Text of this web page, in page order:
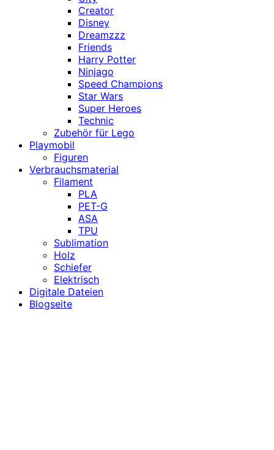
Creator
Disney
Dreamzzz
Friends
Harry Potter
Ninjago
Speed Champions
Star Wars
Super Heroes
Technic
Zubehör für Lego
Playmobil
Figuren
Verbrauchsmaterial
Filament
PLA
PET-G
ASA
TPU
Sublimation
Holz
Schiefer
Elektrisch
Digitale Dateien
Blogseite